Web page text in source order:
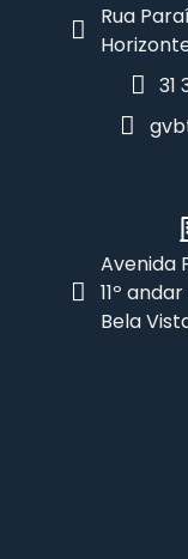
Rua
31
Avenida
11º
Bela